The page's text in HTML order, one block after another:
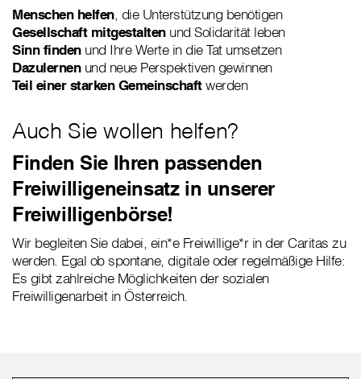
Menschen helfen, die Unterstützung benötigen
Gesellschaft mitgestaltenund Solidarität leben
Sinn findenund Ihre Werte in die Tat umsetzen
Dazulernenund neue Perspektiven gewinnen
Teil einer starken Gemeinschaftwerden
Auch Sie wollen helfen?
Finden Sie Ihren passenden
Freiwilligeneinsatz in unserer
Freiwilligenbörse!
Wir begleiten Sie dabei, ein*e Freiwillige*r in der Caritas zu
werden. Egal ob spontane, digitale oder regelmäßige Hilfe:
Es gibt zahlreiche Möglichkeiten der sozialen
Freiwilligenarbeit in Österreich.